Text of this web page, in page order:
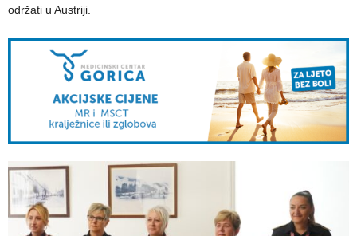
održati u Austriji.